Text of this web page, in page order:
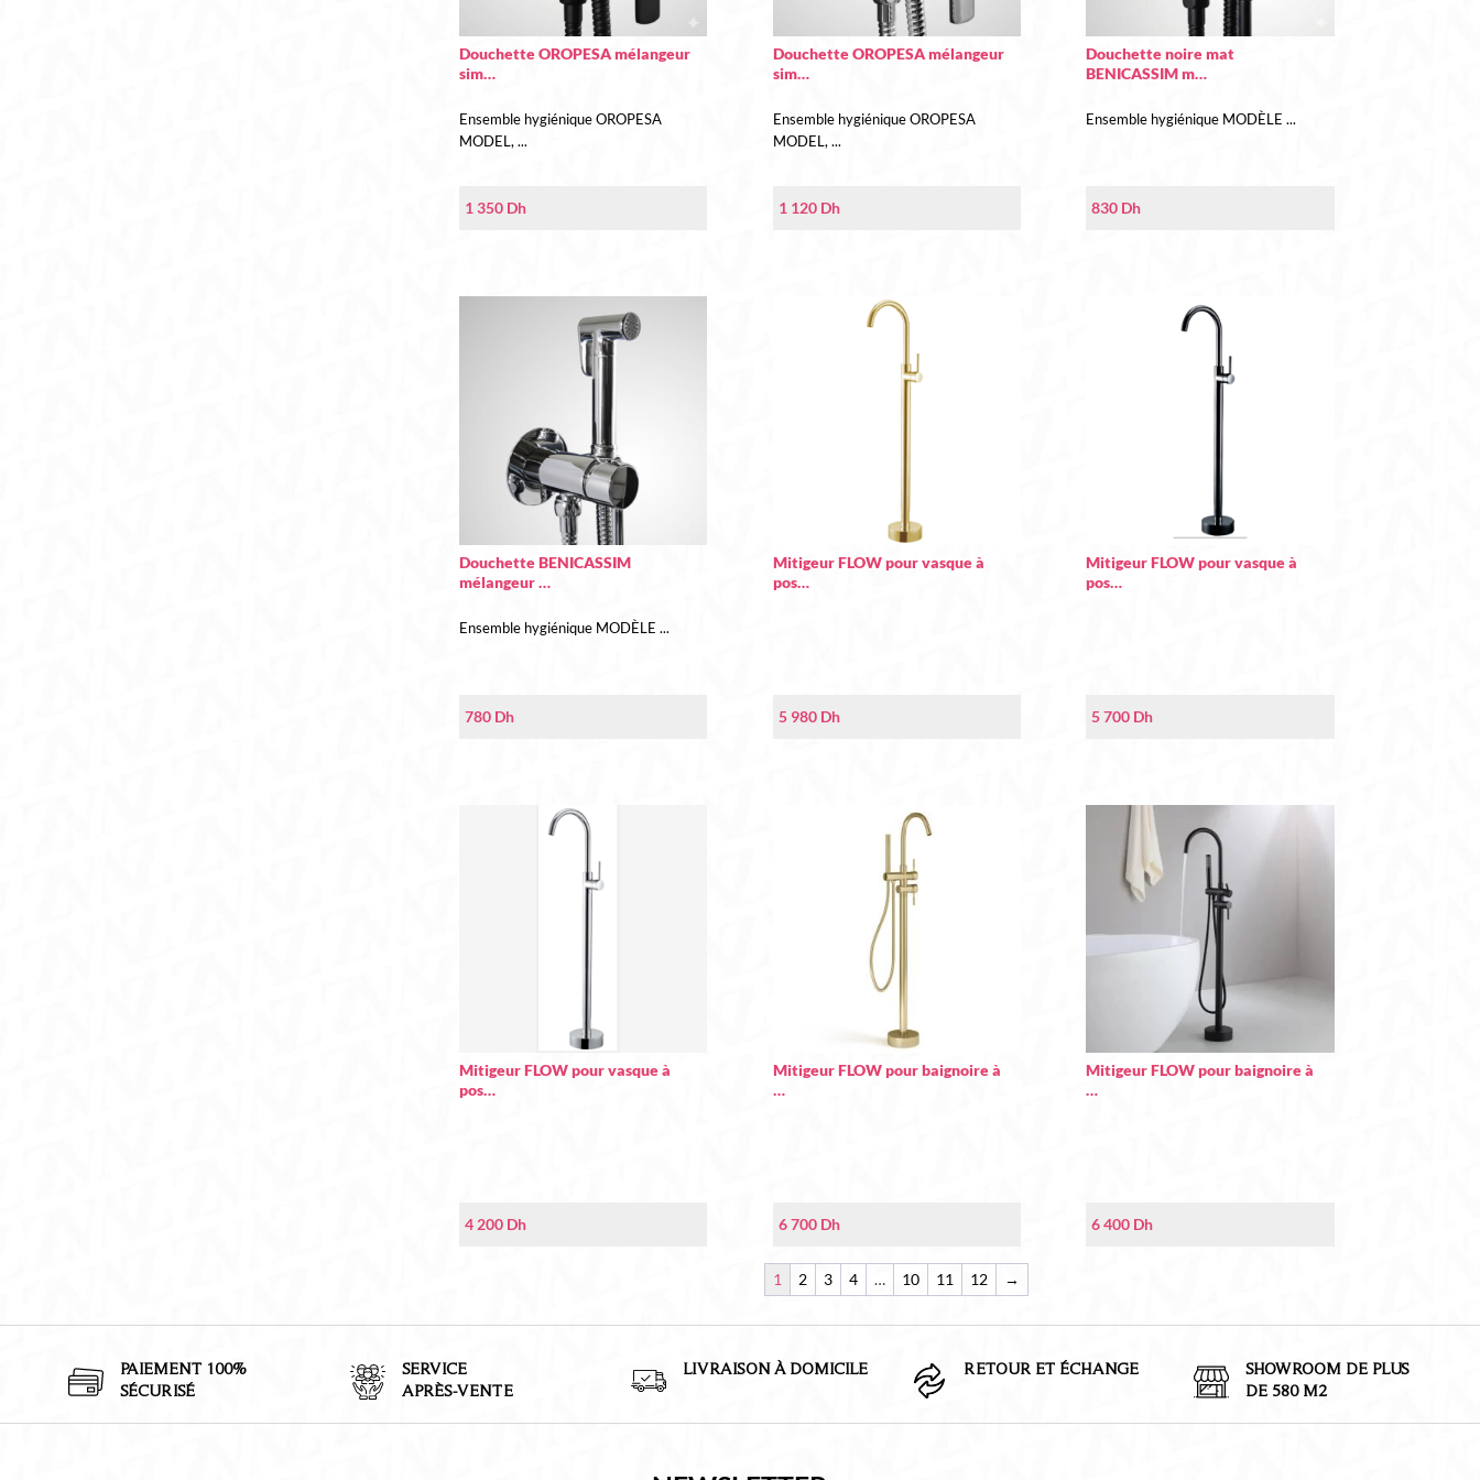
Douchette OROPESA mélangeur
sim…
Ensemble hygiénique OROPESA
MODEL, ...
1 350 Dh
Douchette OROPESA mélangeur
sim…
Ensemble hygiénique OROPESA
MODEL, ...
1 120 Dh
Douchette noire mat
BENICASSIM m…
Ensemble hygiénique MODÈLE ...
830 Dh
Douchette BENICASSIM
mélangeur …
Ensemble hygiénique MODÈLE ...
780 Dh
Mitigeur FLOW pour vasque à
pos…
5 980 Dh
Mitigeur FLOW pour vasque à
pos…
5 700 Dh
Mitigeur FLOW pour vasque à
pos…
4 200 Dh
Mitigeur FLOW pour baignoire à
…
6 700 Dh
Mitigeur FLOW pour baignoire à
…
6 400 Dh
1 2 3 4 … 10 11 12 →
PAIEMENT 100%
SÉCURISÉ
SERVICE
APRÈS-VENTE
LIVRAISON À DOMICILE RETOUR ET ÉCHANGE
SHOWROOM DE PLUS
DE 580 M2